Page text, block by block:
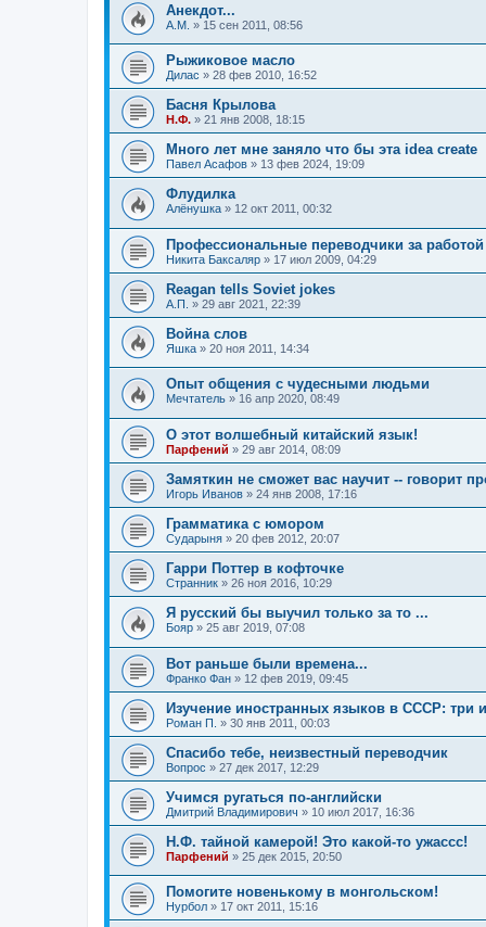
Анекдот...
А.М. » 15 сен 2011, 08:56
Рыжиковое масло
Дилас » 28 фев 2010, 16:52
Басня Крылова
Н.Ф. » 21 янв 2008, 18:15
Много лет мне заняло что бы эта idea create
Павел Асафов » 13 фев 2024, 19:09
Флудилка
Алёнушка » 12 окт 2011, 00:32
Профессиональные переводчики за работой
Никита Баксаляр » 17 июл 2009, 04:29
Reagan tells Soviet jokes
А.П. » 29 авг 2021, 22:39
Война слов
Яшка » 20 ноя 2011, 14:34
Опыт общения с чудесными людьми
Мечтатель » 16 апр 2020, 08:49
О этот волшебный китайский язык!
Парфений » 29 авг 2014, 08:09
Замяткин не сможет вас научит -- говорит
Игорь Иванов » 24 янв 2008, 17:16
Грамматика с юмором
Сударыня » 20 фев 2012, 20:07
Гарри Поттер в кофточке
Странник » 26 ноя 2016, 10:29
Я русский бы выучил только за то ...
Бояр » 25 авг 2019, 07:08
Вот раньше были времена...
Франко Фан » 12 фев 2019, 09:45
Изучение иностранных языков в СССР: три
Роман П. » 30 янв 2011, 00:03
Спасибо тебе, неизвестный переводчик
Вопрос » 27 дек 2017, 12:29
Учимся ругаться по-английски
Дмитрий Владимирович » 10 июл 2017, 16:36
Н.Ф. тайной камерой! Это какой-то ужассс!
Парфений » 25 дек 2015, 20:50
Помогите новенькому в монгольском!
Нурбол » 17 окт 2011, 15:16